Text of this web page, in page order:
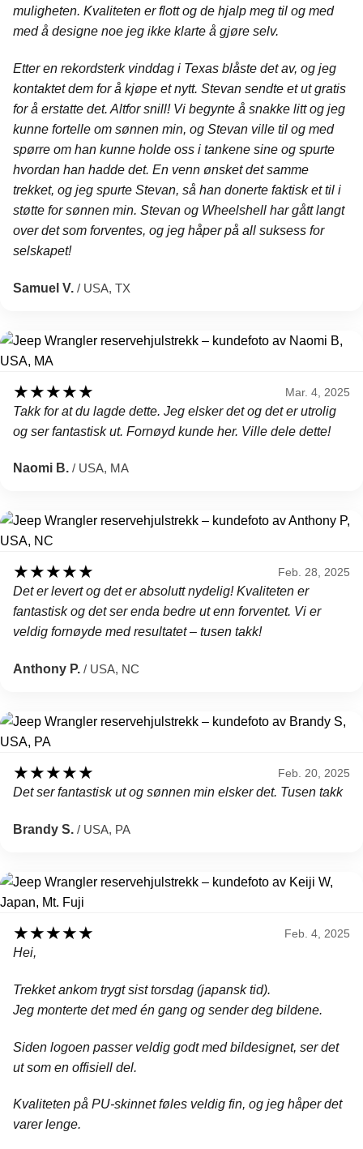
muligheten. Kvaliteten er flott og de hjalp meg til og med
med å designe noe jeg ikke klarte å gjøre selv.
Etter en rekordsterk vinddag i Texas blåste det av, og jeg
kontaktet dem for å kjøpe et nytt. Stevan sendte et ut gratis
for å erstatte det. Altfor snill! Vi begynte å snakke litt og jeg
kunne fortelle om sønnen min, og Stevan ville til og med
spørre om han kunne holde oss i tankene sine og spurte
hvordan han hadde det. En venn ønsket det samme
trekket, og jeg spurte Stevan, så han donerte faktisk et til i
støtte for sønnen min. Stevan og Wheelshell har gått langt
over det som forventes, og jeg håper på all suksess for
selskapet!
Samuel V. / USA, TX
★★★★★ Mar. 4, 2025
Takk for at du lagde dette. Jeg elsker det og det er utrolig
og ser fantastisk ut. Fornøyd kunde her. Ville dele dette!
Naomi B. / USA, MA
★★★★★ Feb. 28, 2025
Det er levert og det er absolutt nydelig! Kvaliteten er
fantastisk og det ser enda bedre ut enn forventet. Vi er
veldig fornøyde med resultatet – tusen takk!
Anthony P. / USA, NC
★★★★★ Feb. 20, 2025
Det ser fantastisk ut og sønnen min elsker det. Tusen takk
Brandy S. / USA, PA
★★★★★ Feb. 4, 2025
Hei,
Trekket ankom trygt sist torsdag (japansk tid).
Jeg monterte det med én gang og sender deg bildene.
Siden logoen passer veldig godt med bildesignet, ser det
ut som en offisiell del.
Kvaliteten på PU-skinnet føles veldig fin, og jeg håper det
varer lenge.